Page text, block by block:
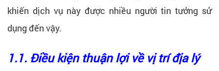
khiến dịch vụ này được nhiều người tin tưởng sử
dụng đến vậy.
1.1. Điều kiện thuận lợi về vị trí địa lý